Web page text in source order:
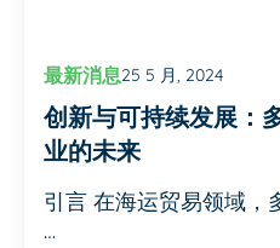
最新消息25 5 月, 2024
创新与可持续发展：
业的未来
引言 在海运贸易领域
…